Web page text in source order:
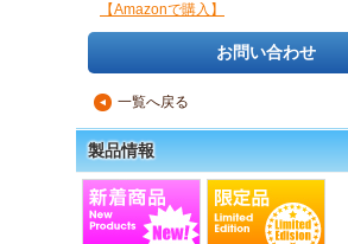
【Amazonで購入】
お問い合わせ
▲ 一覧へ戻る
製品情報